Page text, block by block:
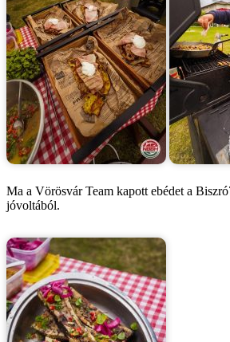
Ma a Vörösvár Team kapott ebédet a
jóvoltából.